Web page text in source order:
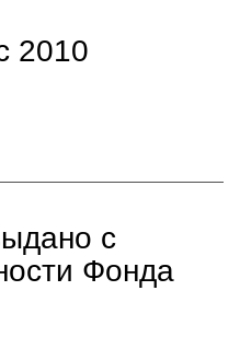
2010
с
Фонда